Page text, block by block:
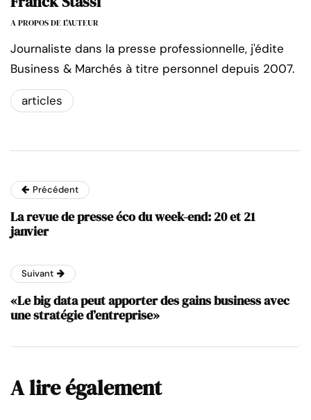
A PROPOS DE L'AUTEUR
Journaliste dans la presse professionnelle, j'édite
Business & Marchés à titre personnel depuis 2007.
articles
Précédent
La revue de presse éco du week-end: 20 et 21
janvier
Suivant
«Le big data peut apporter des gains business avec
une stratégie d’entreprise»
A lire également